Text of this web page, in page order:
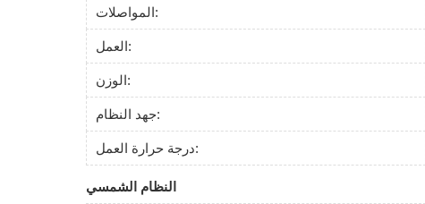
المواصلات:
العمل:
الوزن:
جهد النظام:
درجة حرارة العمل:
النظام الشمسي